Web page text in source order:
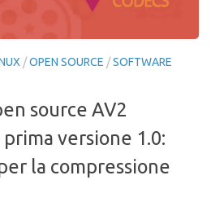
/OPEN SOURCE /SOFTWARE
source AV2
versione 1.0:
la compressione